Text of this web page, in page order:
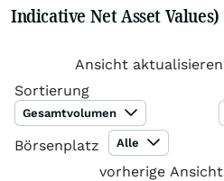
Indicative Net Asset Values)
Ansicht aktualisieren
Sortierung
Gesamtvolumen
Börsenplatz Alle
vorherige Ansicht